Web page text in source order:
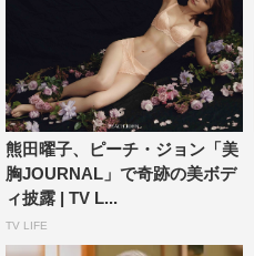
熊田曜子、ピーチ・ジョン「美
胸JOURNAL」で奇跡の美ボデ
ィ披露 | TV L...
TV LIFE